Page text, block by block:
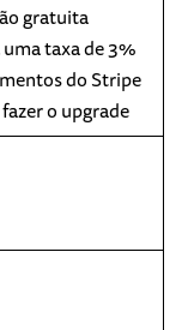
gratuita
taxa de 3%
do Stripe
o upgrade